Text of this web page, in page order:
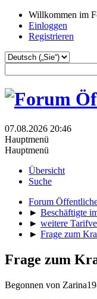
Willkommen im
Einloggen
Registrieren
07.08.2026 20:46
Hauptmenü
Hauptmenü
Übersicht
Suche
Forum
► Beschäftigte
► weitere
► Frage zum
Frage zum
Begonnen von